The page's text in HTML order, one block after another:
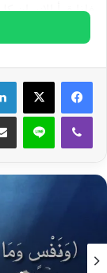
فإذا قرأ الإنسان
الدنيا مدةً
إلى الدنيا،
وبهذا تحصل
لم يكن لها وجود،
وساقها لهذه
عصرها سينقضي
تتذكر يوم فراقها
نهاية لها، وبهذه
أبداً وسرمداً.
وإن هو اشتغل
ڤايبر لاين